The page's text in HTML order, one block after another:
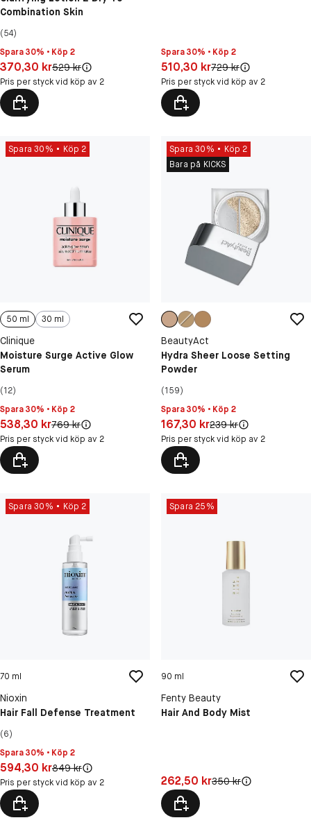
Combination Skin
(54)
Spara 30% • Köp 2
Pris: 370,30 kr
370,30 krOriginal pris:
529 kr
Pris per styck vid köp av 2
Spara 30% • Köp 2
Pris: 510,30 kr
510,30 krOriginal pris:
729 kr
Pris per styck vid köp av 2
Spara 30% Köp 2
50 ml 30 ml
Clinique
Moisture Surge Active Glow
Serum
(12)
Spara 30% • Köp 2
Pris: 538,30 kr
538,30 krOriginal pris:
769 kr
Pris per styck vid köp av 2
Spara 30%
Köp 2
Bara på KICKS
BeautyAct
Hydra Sheer Loose Setting
Powder
(159)
Spara 30% • Köp 2
Pris: 167,30 kr
167,30 krOriginal pris:
239 kr
Pris per styck vid köp av 2
Spara 30% Köp 2
70 ml
Nioxin
Hair Fall Defense Treatment
(6)
Spara 30% • Köp 2
Pris: 594,30 kr
594,30 krOriginal pris:
849 kr
Pris per styck vid köp av 2
Spara 25%
90 ml
Fenty Beauty
Hair And Body Mist
Pris: 262,50 kr
262,50 krOriginal pris:
350 kr